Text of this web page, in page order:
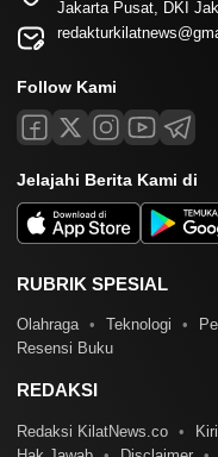
Jakarta Pusat, DKI
Follow Kami
Jelajahi Berita Kami di
RUBRIK SPESIAL
Olahraga Teknologi
Resensi Buku
REDAKSI
Redaksi KilatNews.co